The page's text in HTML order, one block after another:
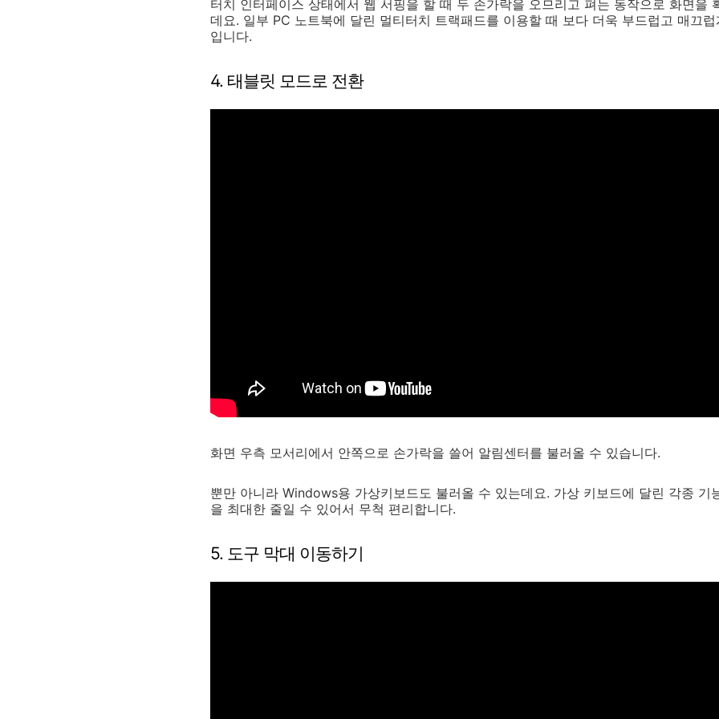
터치 인터페이스 상태에서 웹 서핑을 할 때 두 손가락을 오므리고 펴는 동작으로 화면을
데요. 일부 PC 노트북에 달린 멀티터치 트랙패드를 이용할 때 보다 더욱 부드럽고 매끄
입니다.
4. 태블릿 모드로 전환
화면 우측 모서리에서 안쪽으로 손가락을 쓸어 알림센터를 불러올 수 있습니다.
뿐만 아니라 Windows용 가상키보드도 불러올 수 있는데요. 가상 키보드에 달린 각종 기
을 최대한 줄일 수 있어서 무척 편리합니다.
5. 도구 막대 이동하기